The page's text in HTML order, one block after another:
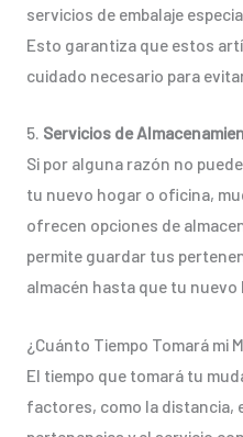
servicios de embalaje
Esto garantiza que estos
cuidado necesario para
5. Servicios de
Si por alguna razón no
tu nuevo hogar o oficina,
ofrecen opciones de
permite guardar tus
almacén hasta que tu
¿Cuánto Tiempo Tomará mi
El tiempo que tomará tu
factores, como la distancia,